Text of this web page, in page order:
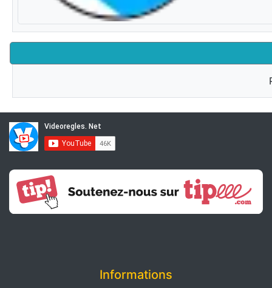
Informations